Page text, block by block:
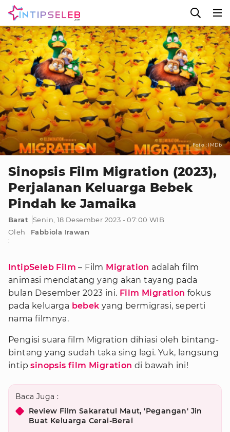
Foto : IMDb
Sinopsis Film Migration (2023),
Perjalanan Keluarga Bebek
Pindah ke Jamaika
Barat
Senin, 18 Desember 2023 - 07:00 WIB
Oleh
:
Fabbiola Irawan
IntipSeleb Film – Film Migration adalah film
animasi mendatang yang akan tayang pada
bulan Desember 2023 ini. Film Migration fokus
pada keluarga bebek yang bermigrasi, seperti
nama filmnya.
Pengisi suara film Migration dihiasi oleh bintang-
bintang yang sudah taka sing lagi. Yuk, langsung
intipsinopsis film Migration di bawah ini!
Baca Juga :
Review Film Sakaratul Maut, 'Pegangan' Jin
Buat Keluarga Cerai-Berai